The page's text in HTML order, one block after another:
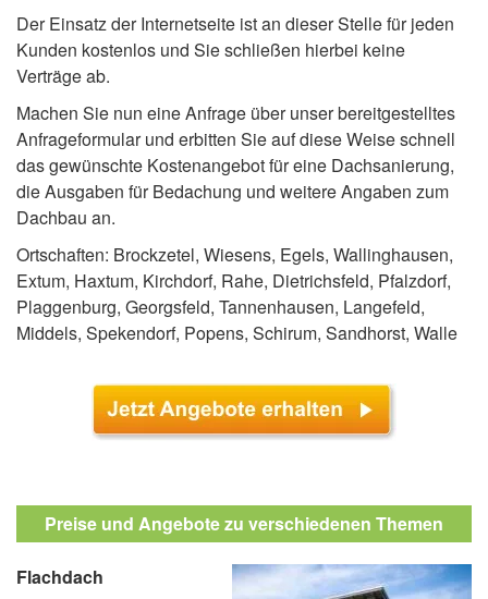
Der Einsatz der Internetseite ist an dieser Stelle für jeden
Kunden kostenlos und Sie schließen hierbei keine
Verträge ab.
Machen Sie nun eine Anfrage über unser bereitgestelltes
Anfrageformular und erbitten Sie auf diese Weise schnell
das gewünschte Kostenangebot für eine Dachsanierung,
die Ausgaben für Bedachung und weitere Angaben zum
Dachbau an.
Ortschaften: Brockzetel, Wiesens, Egels, Wallinghausen,
Extum, Haxtum, Kirchdorf, Rahe, Dietrichsfeld, Pfalzdorf,
Plaggenburg, Georgsfeld, Tannenhausen, Langefeld,
Middels, Spekendorf, Popens, Schirum, Sandhorst, Walle
Preise und Angebote zu verschiedenen Themen
Flachdach